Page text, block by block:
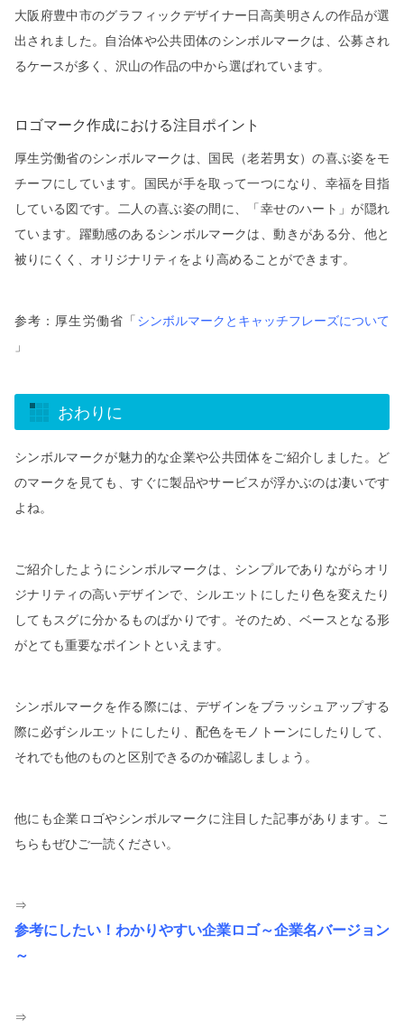
大阪府豊中市のグラフィックデザイナー日高美明さんの作品が選
出されました。自治体や公共団体のシンボルマークは、公募され
るケースが多く、沢山の作品の中から選ばれています。
ロゴマーク作成における注目ポイント
厚生労働省のシンボルマークは、国民（老若男女）の喜ぶ姿をモ
チーフにしています。国民が手を取って一つになり、幸福を目指
している図です。二人の喜ぶ姿の間に、「幸せのハート」が隠れ
ています。躍動感のあるシンボルマークは、動きがある分、他と
被りにくく、オリジナリティをより高めることができます。
参考：厚生労働省「シンボルマークとキャッチフレーズについて
」
おわりに
シンボルマークが魅力的な企業や公共団体をご紹介しました。ど
のマークを見ても、すぐに製品やサービスが浮かぶのは凄いです
よね。
ご紹介したようにシンボルマークは、シンプルでありながらオリ
ジナリティの高いデザインで、シルエットにしたり色を変えたり
してもスグに分かるものばかりです。そのため、ベースとなる形
がとても重要なポイントといえます。
シンボルマークを作る際には、デザインをブラッシュアップする
際に必ずシルエットにしたり、配色をモノトーンにしたりして、
それでも他のものと区別できるのか確認しましょう。
他にも企業ロゴやシンボルマークに注目した記事があります。こ
ちらもぜひご一読ください。
⇒
参考にしたい！わかりやすい企業ロゴ～企業名バージョン
～
⇒